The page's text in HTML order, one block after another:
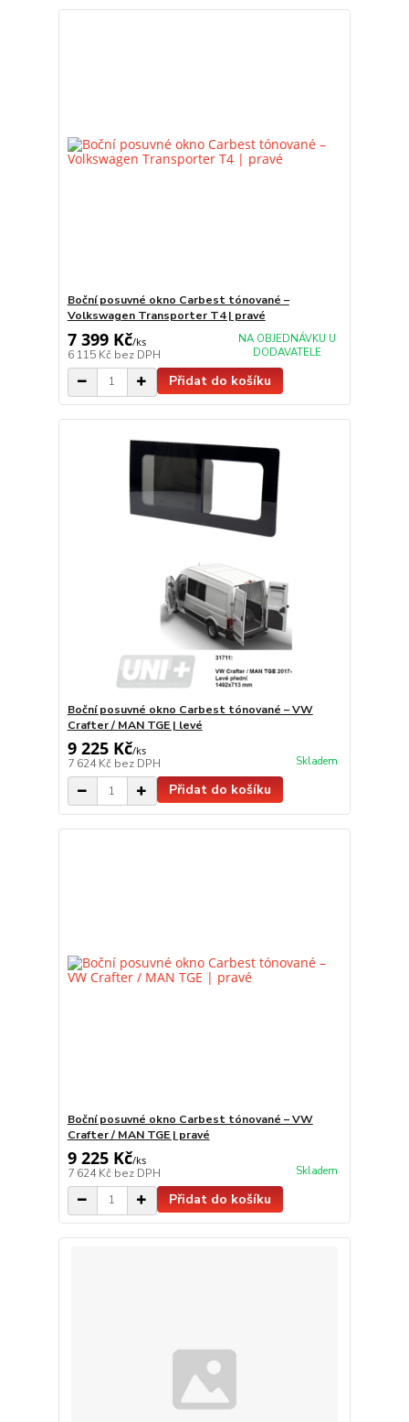
Boční posuvné okno Carbest tónované –
Volkswagen Transporter T4 | pravé
7 399 Kč/ks
6 115 Kč bez DPH
NA OBJEDNÁVKU U
DODAVATELE
Přidat do košíku
Boční posuvné okno Carbest tónované – VW
Crafter / MAN TGE | levé
9 225 Kč/ks
7 624 Kč bez DPH Skladem
Přidat do košíku
Boční posuvné okno Carbest tónované – VW
Crafter / MAN TGE | pravé
9 225 Kč/ks
7 624 Kč bez DPH Skladem
Přidat do košíku